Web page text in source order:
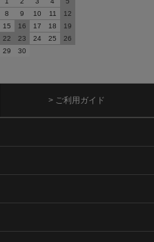
8 9 10 11
12
15 16 17 18
19
22 23 24 25
26
29 30
> ご利用ガイド